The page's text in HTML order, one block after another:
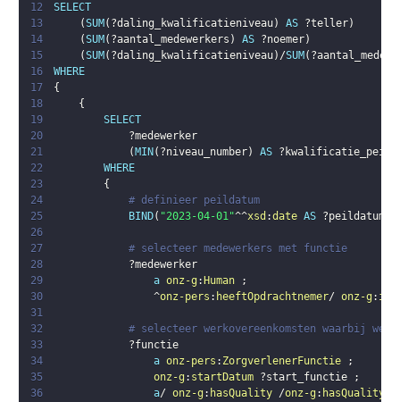
12
SELECT
13
(SUM ( ?daling_kwalificatieniveau) AS ?teller)
14
(SUM ( ?aantal_medewerkers ) AS ?noemer)
15
(SUM ( ?daling_kwalificatieniveau) /SUM (
16
WHERE
17
{
18
{
19
SELECT
20
?medewerker
21
( MIN ( ?niveau_number) AS
22
WHERE
23
{
24
# definieer peildatum
25
BIND( "2023-04-01"^^xsd :date AS ?peildatum
26
27
# selecteer medewerkers met functie
28
?medewerker
29
a onz-g : Human
;
30
                ^
onz-pers : heeftOpdrachtnemer/ onz-g :
31
32
# selecteer werkovereenkomsten waarbij
33
?functie
34
a onz-pers : ZorgverlenerFunctie
;
35
onz-g : startDatum ?start_functie
;
36
a/ onz-g : hasQuality /onz-g :